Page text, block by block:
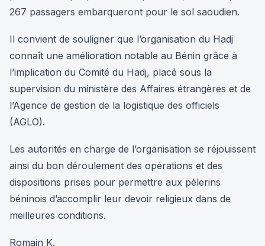
267 passagers embarqueront pour le sol saoudien.
Il convient de souligner que l’organisation du Hadj
connaît une amélioration notable au Bénin grâce à
l’implication du Comité du Hadj, placé sous la
supervision du ministère des Affaires étrangères et de
l’Agence de gestion de la logistique des officiels
(AGLO).
Les autorités en charge de l’organisation se réjouissent
ainsi du bon déroulement des opérations et des
dispositions prises pour permettre aux pèlerins
béninois d’accomplir leur devoir religieux dans de
meilleures conditions.
Romain K.